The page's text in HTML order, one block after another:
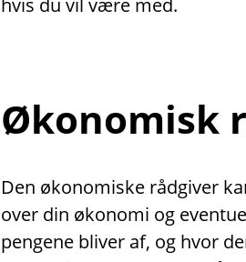
hvis du vil være med.
Økonomisk
Den økonomiske rådgiver
over din økonomi og
pengene bliver af, og hvor